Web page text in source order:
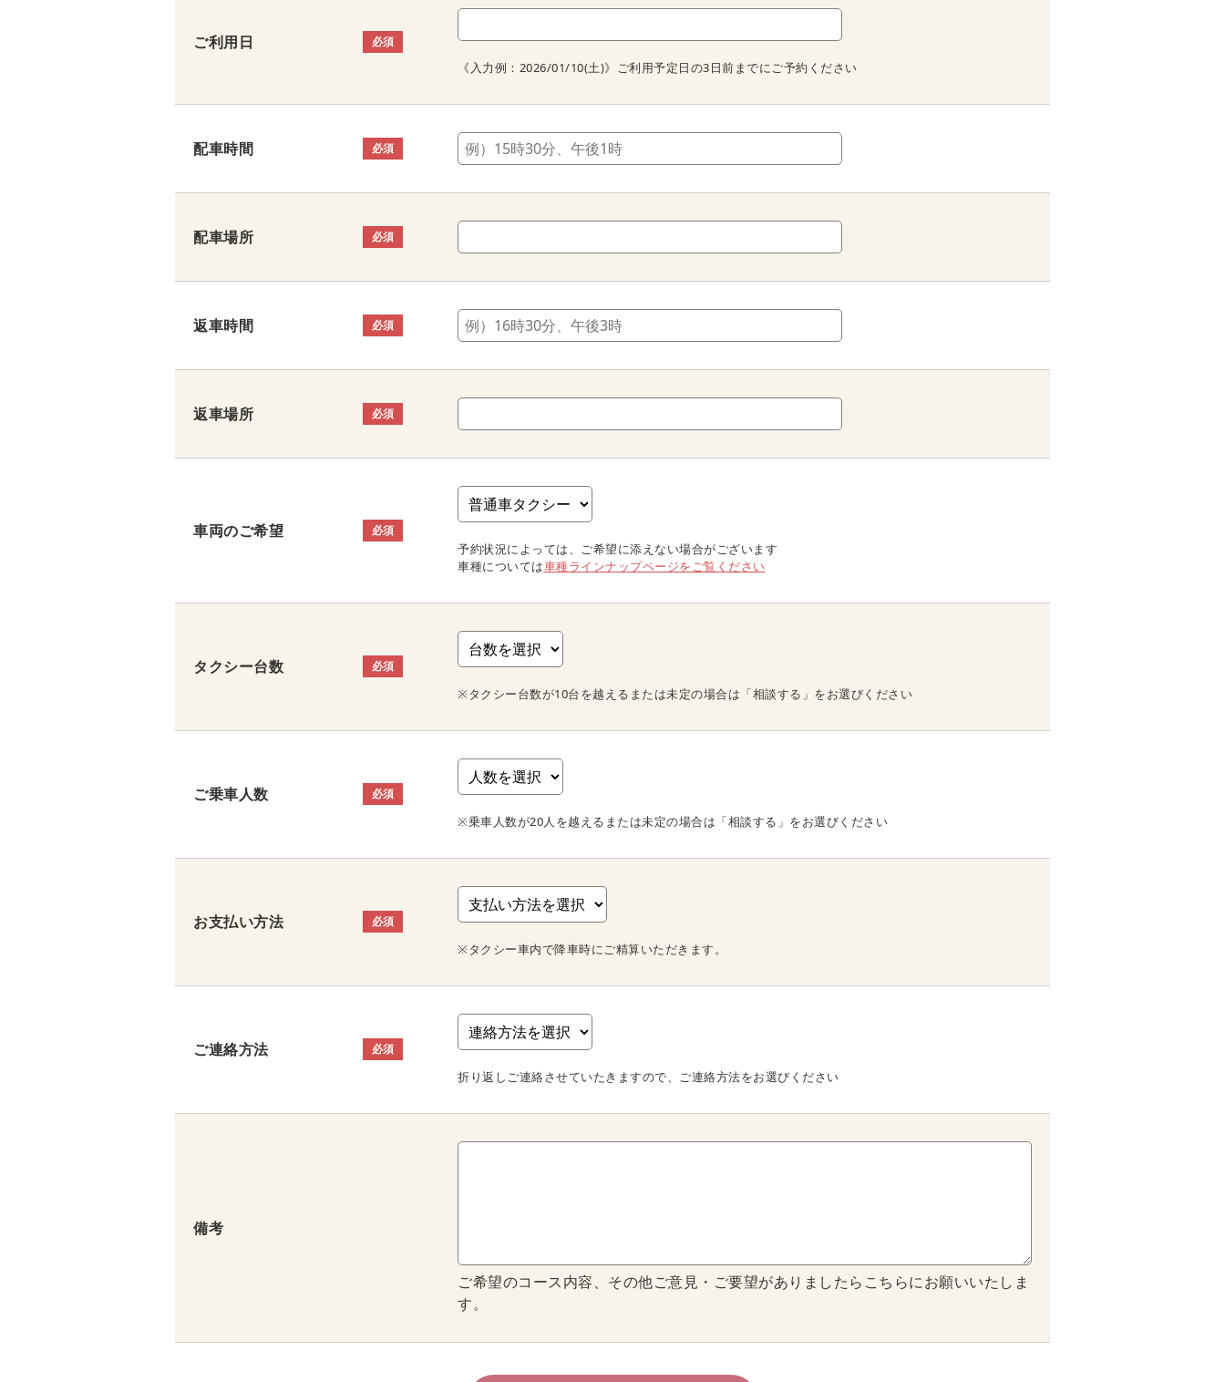
ご利用日 必須
《入力例：2026/01/10(土)》ご利用予定日の3日前までにご予約ください
配車時間 必須
配車場所 必須
返車時間 必須
返車場所 必須
車両のご希望 必須
予約状況によっては、ご希望に添えない場合がございます
車種については車種ラインナップページをご覧ください
タクシー台数 必須
※タクシー台数が10台を越えるまたは未定の場合は「相談する」をお選びください
ご乗車人数 必須
※乗車人数が20人を越えるまたは未定の場合は「相談する」をお選びください
お支払い方法 必須
※タクシー車内で降車時にご精算いただきます。
ご連絡方法 必須
折り返しご連絡させていたきますので、ご連絡方法をお選びください
備考
ご希望のコース内容、その他ご意見・ご要望がありましたらこちらにお願いいたしま
す。